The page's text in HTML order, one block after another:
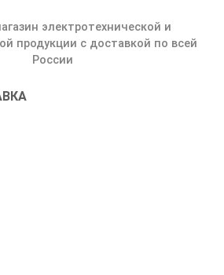
электротехнической и
продукции с доставкой по всей
России